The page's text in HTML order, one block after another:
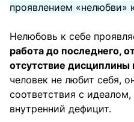
проявлением «нелюбви»
Нелюбовь к себе
работа до последнего,
отсутствие дисциплины
человек не любит себя,
соответствия с
внутренний дефицит.